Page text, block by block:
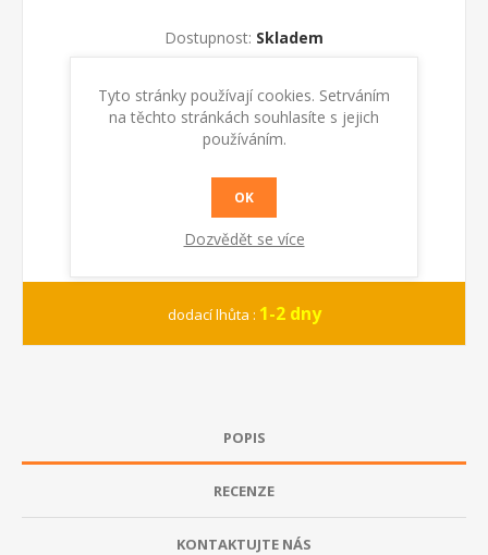
Dostupnost: Skladem
KOUPIT
dodací lhůta : 1-2 dny
POPIS
RECENZE
KONTAKTUJTE NÁS
Tyto stránky používají cookies. Setrváním
na těchto stránkách souhlasíte s jejich
používáním.
OK
Dozvědět se více